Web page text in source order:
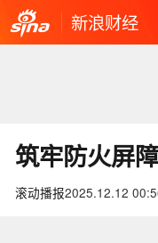
新浪财经
筑牢防火屏
滚动播报2025.12.12